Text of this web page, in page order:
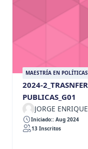
MAESTRÍA EN
2024-
PUBLICAS_G01
JORGE
Iniciado:: Aug 2024
13 Inscritos